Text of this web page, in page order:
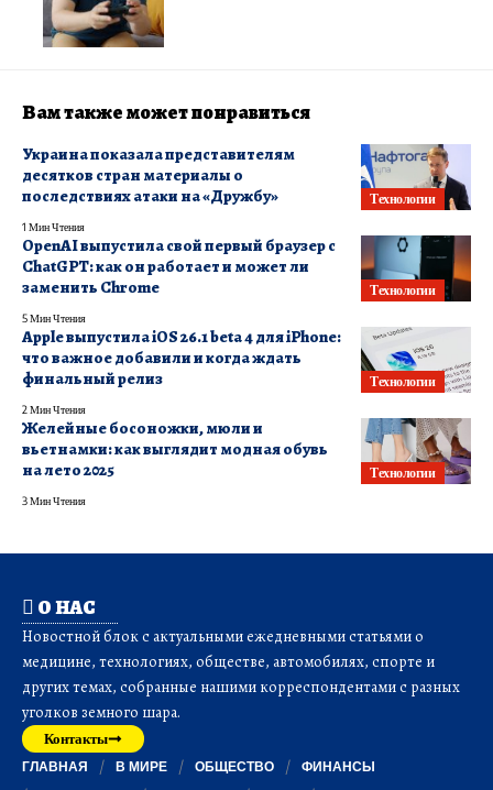
Вам также может понравиться
Технологии
Украина показала представителям
десятков стран материалы о
последствиях атаки на «Дружбу»
1 Мин Чтения
Технологии
OpenAI выпустила свой первый браузер с
ChatGPT: как он работает и может ли
заменить Chrome
5 Мин Чтения
Технологии
Apple выпустила iOS 26.1 beta 4 для iPhone:
что важное добавили и когда ждать
финальный релиз
2 Мин Чтения
Технологии
Желейные босоножки, мюли и
вьетнамки: как выглядит модная обувь
на лето 2025
3 Мин Чтения
О НАС
Новостной блок с актуальными ежедневными статьями о
медицине, технологиях, обществе, автомобилях, спорте и
других темах, собранные нашими корреспондентами с разных
уголков земного шара.
Контакты
ГЛАВНАЯ В МИРЕ ОБЩЕСТВО
ФИНАНСЫ